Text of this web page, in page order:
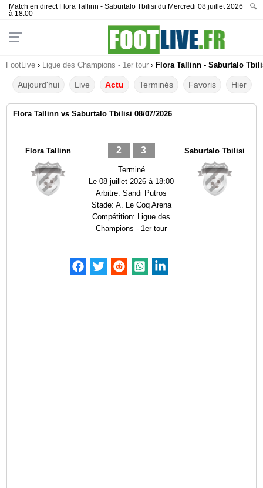
Match en direct Flora Tallinn - Saburtalo Tbilisi du Mercredi 08 juillet 2026
à 18:00
🔍
FootLive › Ligue des Champions - 1er tour › Flora Tallinn - Saburtalo
Aujourd'hui Live Actu Terminés Favoris Hier
Flora Tallinn vs Saburtalo Tbilisi 08/07/2026
Flora Tallinn 2 3
Terminé
Le08 juillet 2026 à 18:00
Arbitre:Sandi Putros
Stade: A. Le Coq Arena
Compétition: Ligue des
Champions - 1er tour
Saburtalo Tbilisi